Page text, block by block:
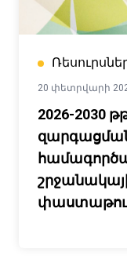
20 փետրվարի
2026-2030